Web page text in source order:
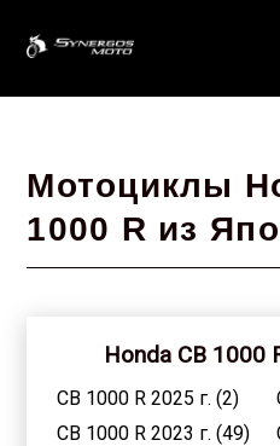
Мотоциклы
1000 R из
Honda CB 1000
CB 1000 R 2025 г. (2)
CB 1000 R 2023 г. (49)